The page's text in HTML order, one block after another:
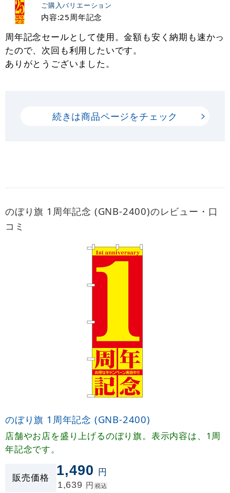
ご購入バリエーション
内容:25周年記念
周年記念セールとして使用。金額も安く納期も速かっ
たので、次回も利用したいです。
ありがとうございました。
続きは商品ページをチェック
のぼり旗 1周年記念 (GNB-2400)のレビュー・口
コミ
のぼり旗 1周年記念 (GNB-2400)
店舗やお店を盛り上げるのぼり旗。表示内容は、1周
年記念です。
販売価格 1,490 円
1,639 円 税込